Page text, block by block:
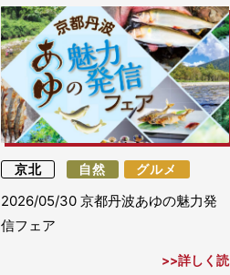
京北 自然 グルメ
2026/05/30 京都丹波あゆの魅力発
信フェア
詳しく読